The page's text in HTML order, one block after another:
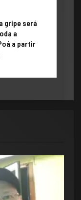
gripe será
a
a partir